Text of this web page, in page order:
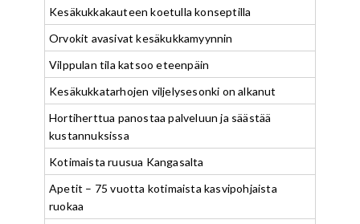
Kesäkukkakauteen koetulla konseptilla
Orvokit avasivat kesäkukkamyynnin
Vilppulan tila katsoo eteenpäin
Kesäkukkatarhojen viljelysesonki on alkanut
Hortiherttua panostaa palveluun ja säästää
kustannuksissa
Kotimaista ruusua Kangasalta
Apetit – 75 vuotta kotimaista kasvipohjaista
ruokaa